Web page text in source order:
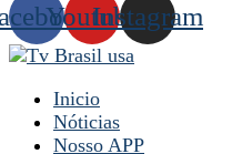
YoutubeInstagram
Inicio
Nóticias
Nosso APP